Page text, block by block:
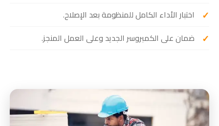
اختبار الأداء الكامل للمنظومة بعد الإصلاح.
ضمان على الكمبروسر الجديد وعلى العمل المنجز.